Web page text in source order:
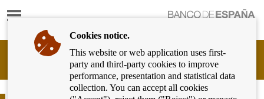
Show
Banking
Customer
Banco
Cookies notice.
This website or web application uses first-
party and third-party cookies to improve
performance, presentation and statistical data
collection. You can accept all cookies